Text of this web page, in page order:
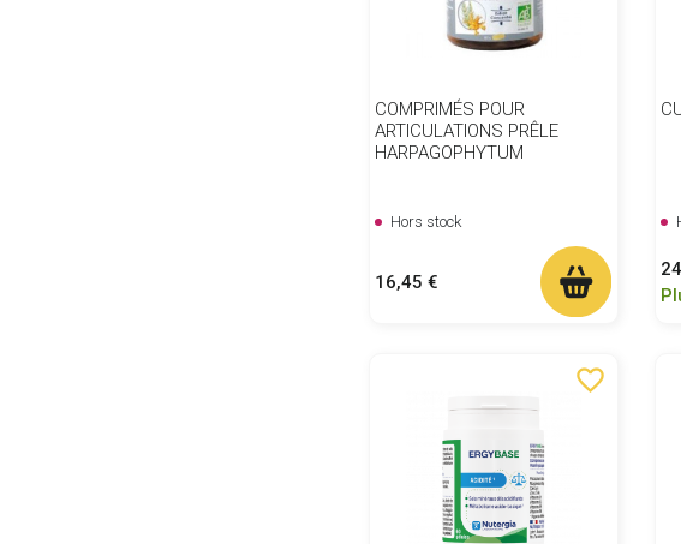
COMPRIMÉS POUR
ARTICULATIONS PRÊLE
HARPAGOPHYTUM
Hors stock
Prix
16,45 €
Prix
favorite_border